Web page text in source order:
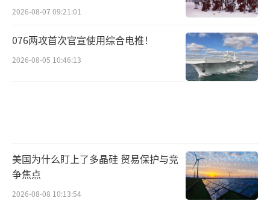
2026-08-07 09:21:01
076两攻首次官宣使用综合电推！
2026-08-05 10:46:13
美国为什么盯上了多晶硅 贸易保护与竞
争焦点
2026-08-08 10:13:54